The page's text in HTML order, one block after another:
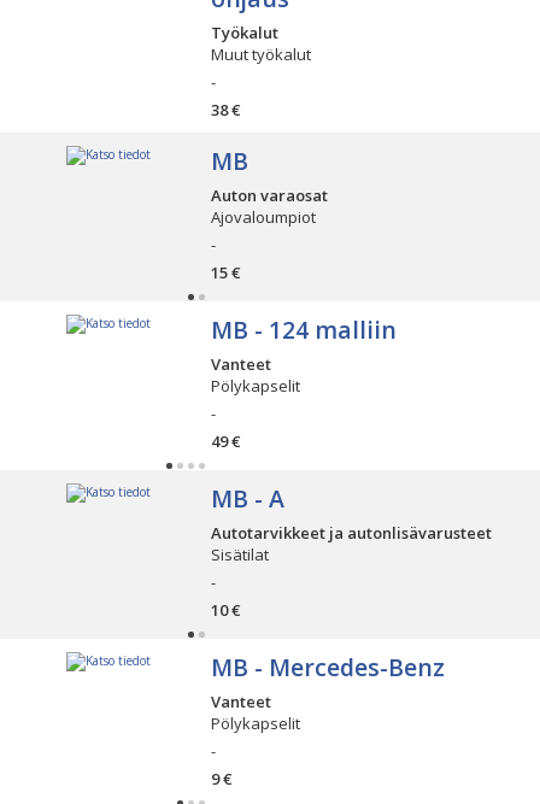
Työkalut
Muut työkalut
-
38 €
MB
Auton varaosat
Ajovaloumpiot
-
15 €
MB - 124 malliin
Vanteet
Pölykapselit
-
49 €
MB - A
Autotarvikkeet ja autonlisävarusteet
Sisätilat
-
10 €
MB - Mercedes-Benz
Vanteet
Pölykapselit
-
9 €